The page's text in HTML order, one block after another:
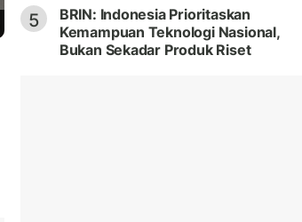
5
BRIN: Indonesia Prioritaskan
Kemampuan Teknologi Nasional,
Bukan Sekadar Produk Riset